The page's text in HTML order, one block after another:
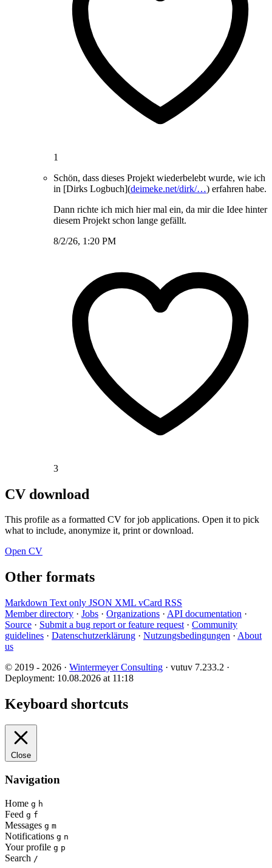
1
Schön, dass dieses Projekt wiederbelebt wurde, wie ich
in [Dirks Logbuch](deimeke.net/dirk/…) erfahren habe.
Dann richte ich mich hier mal ein, da mir die Idee hinter
diesem Projekt schon lange gefällt.
8/2/26, 1:20 PM
3
CV download
This profile as a formatted CV for job applications. Open it to pick
what to include, anonymize it, print or download.
Open CV
Other formats
Markdown Text only JSON XML vCard RSS
Member directory · Jobs · Organizations · API documentation ·
Source · Submit a bug report or feature request · Community
guidelines · Datenschutzerklärung · Nutzungsbedingungen · About
us
© 2019 - 2026 · Wintermeyer Consulting · vutuv 7.233.2 ·
Deployment: 10.08.2026 at 11:18
Keyboard shortcuts
Close
Navigation
Home g h
Feed g f
Messages g m
Notifications g n
Your profile g p
Search /